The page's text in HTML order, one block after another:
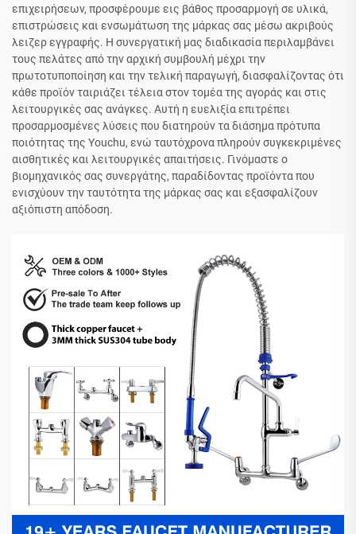
επιχειρήσεων, προσφέρουμε εις βάθος προσαρμογή σε υλικά,
επιστρώσεις και ενσωμάτωση της μάρκας σας μέσω ακριβούς
λειζερ εγγραφής. Η συνεργατική μας διαδικασία περιλαμβάνει
τους πελάτες από την αρχική συμβουλή μέχρι την
πρωτοτυποποίηση και την τελική παραγωγή, διασφαλίζοντας ότι
κάθε προϊόν ταιριάζει τέλεια στον τομέα της αγοράς και στις
λειτουργικές σας ανάγκες. Αυτή η ευελιξία επιτρέπει
προσαρμοσμένες λύσεις που διατηρούν τα διάσημα πρότυπα
ποιότητας της Youchu, ενώ ταυτόχρονα πληρούν συγκεκριμένες
αισθητικές και λειτουργικές απαιτήσεις. Γινόμαστε ο
βιομηχανικός σας συνεργάτης, παραδίδοντας προϊόντα που
ενισχύουν την ταυτότητα της μάρκας σας και εξασφαλίζουν
αξιόπιστη απόδοση.